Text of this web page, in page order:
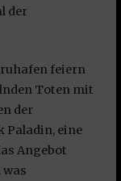
der
feiern
Toten mit
der
Paladin, eine
Angebot